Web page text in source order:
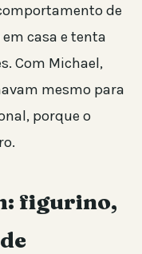
de
casa e tenta
Com Michael,
mesmo para
porque o
figurino,